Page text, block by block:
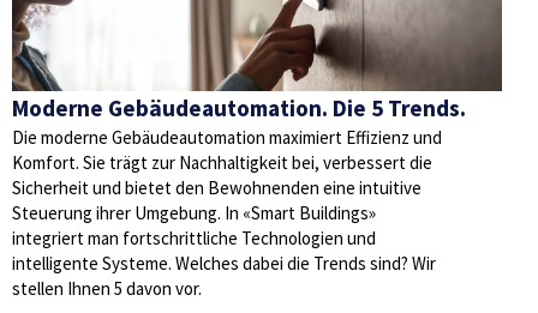
Moderne Gebäudeautomation. Die 5 Trends.
Die moderne Gebäudeautomation maximiert Effizienz und
Komfort. Sie trägt zur Nachhaltigkeit bei, verbessert die
Sicherheit und bietet den Bewohnenden eine intuitive
Steuerung ihrer Umgebung. In «Smart Buildings»
integriert man fortschrittliche Technologien und
intelligente Systeme. Welches dabei die Trends sind? Wir
stellen Ihnen 5 davon vor.